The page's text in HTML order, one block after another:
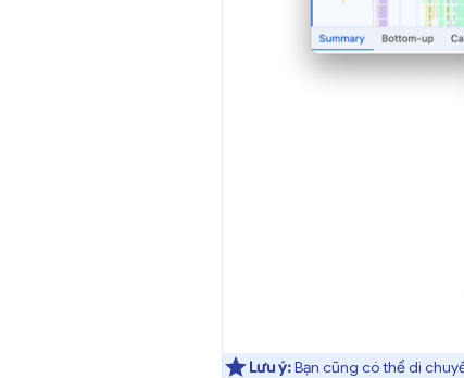
Lưu ý:Bạn cũng có thể di